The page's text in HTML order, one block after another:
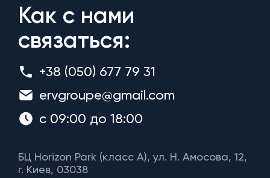
Как с нами
связаться:
+38 (050) 677 79 31
ervgroupe@gmail.com
с 09:00 до 18:00
БЦ Horizon Park (класс A), ул. Н. Амосова, 12,
г. Киев, 03038